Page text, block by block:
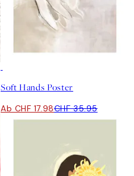
Soft Hands Poster
Ab CHF 17.98CHF 35.95